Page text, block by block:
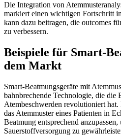
Die Integration von
markiert einen wichtigen Fortschritt
kann dazu beitragen, die outcomes
zu verbessern.
Beispiele für Smart-
dem Markt
Smart-Beatmungsgeräte mit
bahnbrechende Technologie, die die
Atembeschwerden revolutioniert
das Atemmuster eines Patienten in
Beatmung entsprechend
Sauerstoffversorgung zu